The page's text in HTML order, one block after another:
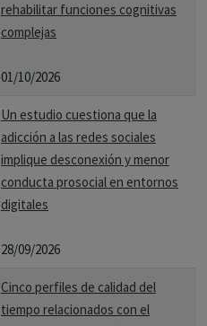
rehabilitar funciones cognitivas
complejas
01/10/2026
Un estudio cuestiona que la
adicción a las redes sociales
implique desconexión y menor
conducta prosocial en entornos
digitales
28/09/2026
Cinco perfiles de calidad del
tiempo relacionados con el